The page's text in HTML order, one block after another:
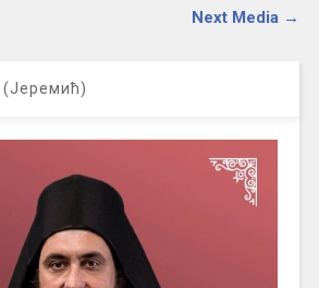
Next Media →
(Јеремић)